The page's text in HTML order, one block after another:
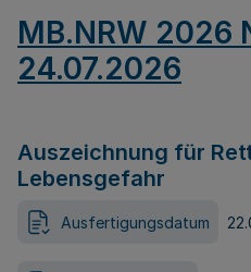
MB.NRW 2026
24.07.2026
Auszeichnung für
Lebensgefahr
Ausfertigungsdatum